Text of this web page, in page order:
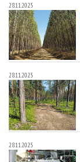
28.11.2025
28.11.2025
28.11.2025